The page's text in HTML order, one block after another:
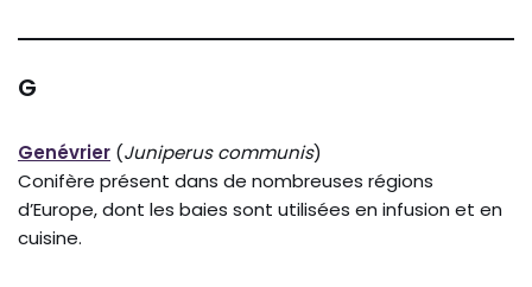
G
Genévrier (Juniperus communis)
Conifère présent dans de nombreuses régions
d’Europe, dont les baies sont utilisées en infusion et en
cuisine.